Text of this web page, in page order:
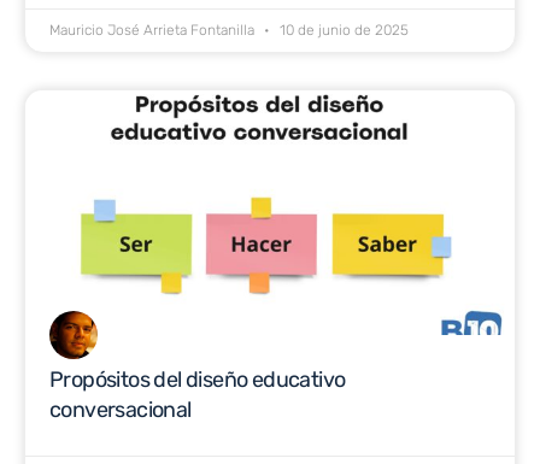
Mauricio José Arrieta Fontanilla 10 de junio de 2025
Propósitos del diseño educativo
conversacional